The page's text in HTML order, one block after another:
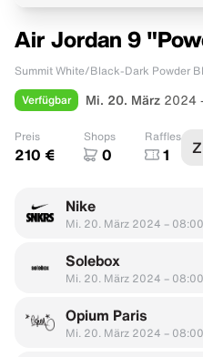
Air Jordan 9
Summit White/Black-Dark Powder
Verfügbar Mi. 20. März 2024
Preis
210 €
Shops
0
Raffles
1
Nike
Mi. 20. März 2024 – 08:00
Solebox
Mi. 20. März 2024 – 08:00
Opium Paris
Mi. 20. März 2024 – 08:00